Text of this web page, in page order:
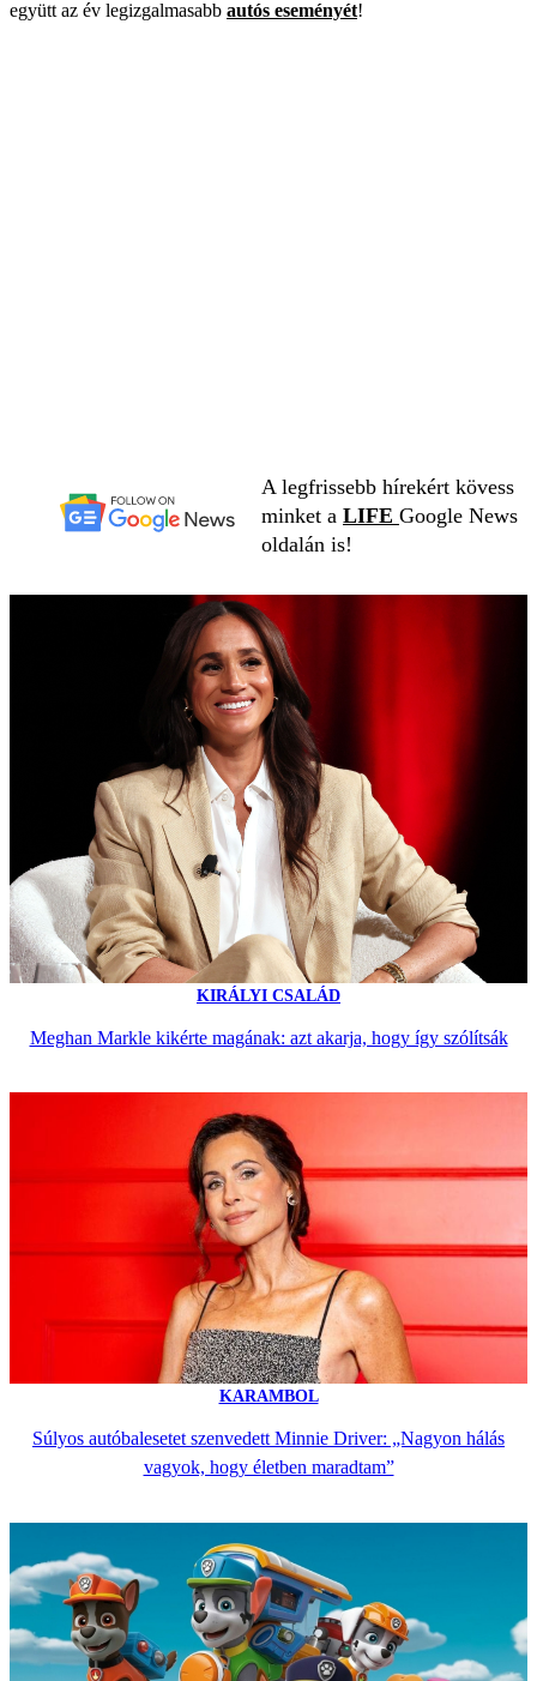
együtt az év legizgalmasabb autós eseményét!
A legfrissebb hírekért kövess
minket a LIFE Google News
oldalán is!
KIRÁLYI CSALÁD
Meghan Markle kikérte magának: azt akarja, hogy így szólítsák
KARAMBOL
Súlyos autóbalesetet szenvedett Minnie Driver: „Nagyon hálás
vagyok, hogy életben maradtam”